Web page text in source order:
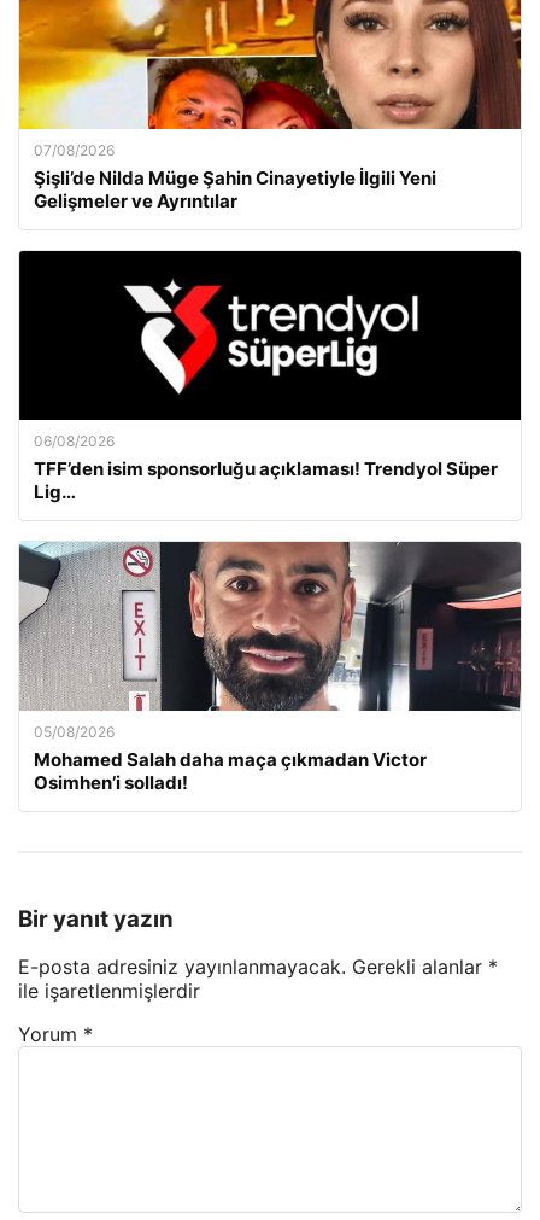
07/08/2026
Şişli’de Nilda Müge Şahin Cinayetiyle İlgili Yeni
Gelişmeler ve Ayrıntılar
06/08/2026
TFF’den isim sponsorluğu açıklaması! Trendyol Süper
Lig…
05/08/2026
Mohamed Salah daha maça çıkmadan Victor
Osimhen’i solladı!
Bir yanıt yazın
E-posta adresiniz yayınlanmayacak. Gerekli alanlar *
ile işaretlenmişlerdir
Yorum *